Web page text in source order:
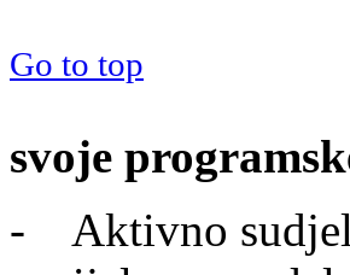
Go to top
svoje
- Aktivno